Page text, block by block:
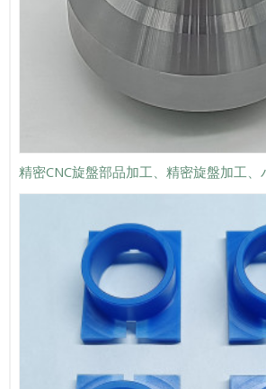
精密CNC旋盤部品加工、精密旋盤加工、